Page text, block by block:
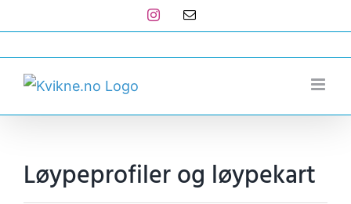
to
content
Instagram
E-
Løypeprofiler og løypekart